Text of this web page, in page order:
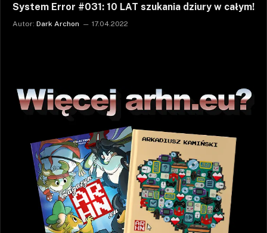
System Error #031: 10 LAT szukania dziury w całym!
Autor: Dark Archon 17.04.2022